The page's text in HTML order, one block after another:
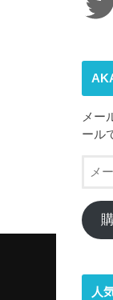
メー
ール
ー
ア
ド
人